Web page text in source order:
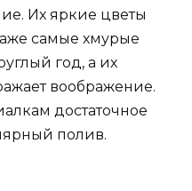
Их яркие цветы
самые хмурые
год, а их
воображение.
достаточное
полив.